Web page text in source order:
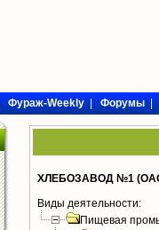
Фураж-Weekly|Форумы
ХЛЕБОЗАВОД №1
Виды деятельности:
Пищевая